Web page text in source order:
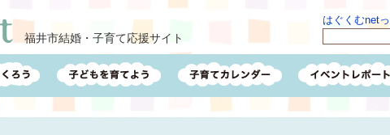
福井市結婚・子育て応援サイト
はぐくむnet